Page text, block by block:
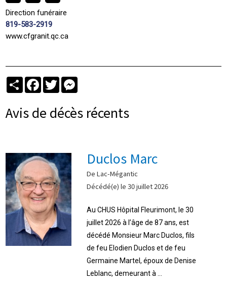
Direction funéraire
819-583-2919
www.cfgranit.qc.ca
PartagerFacebook
Twitter
Avis de décès récents
Duclos Marc
De Lac-Mégantic
Décédé(e) le 30 juillet 2026
Au CHUS Hôpital Fleurimont, le 30
juillet 2026 à l’âge de 87 ans, est
décédé Monsieur Marc Duclos, fils
de feu Elodien Duclos et de feu
Germaine Martel, époux de Denise
Leblanc, demeurant à ...